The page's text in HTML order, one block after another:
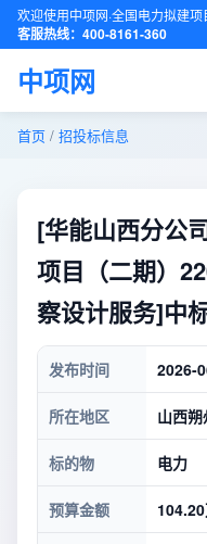
欢迎使用中项网·全国电力拟建
客服热线：400-8161-360
中项网
首页 / 招投标信息
[华能山西分公
项目（二期）
察设计服务]中
发布时间 2026-
所在地区 山西
标的物 电力
预算金额